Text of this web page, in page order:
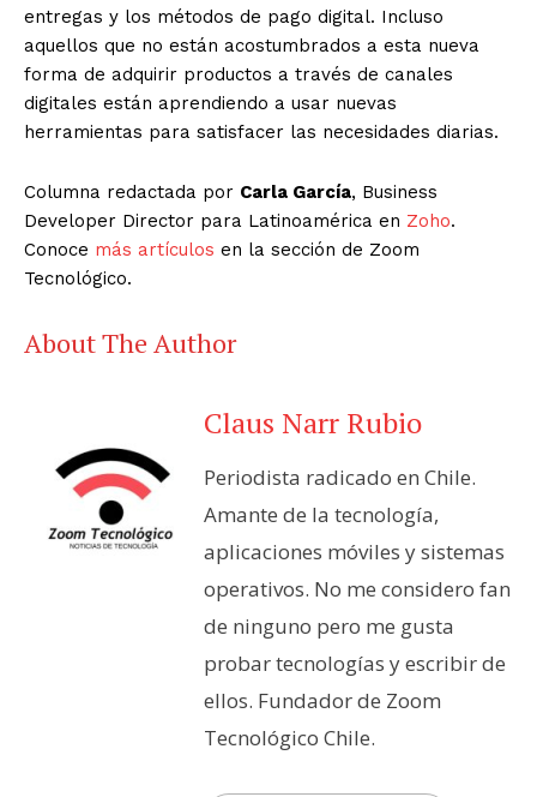
entregas y los métodos de pago digital. Incluso
aquellos que no están acostumbrados a esta nueva
forma de adquirir productos a través de canales
digitales están aprendiendo a usar nuevas
herramientas para satisfacer las necesidades diarias.
Columna redactada por Carla García, Business
Developer Director para Latinoamérica en Zoho.
Conoce más artículos en la sección de Zoom
Tecnológico.
About The Author
Claus Narr Rubio
Periodista radicado en Chile.
Amante de la tecnología,
aplicaciones móviles y sistemas
operativos. No me considero fan
de ninguno pero me gusta
probar tecnologías y escribir de
ellos. Fundador de Zoom
Tecnológico Chile.